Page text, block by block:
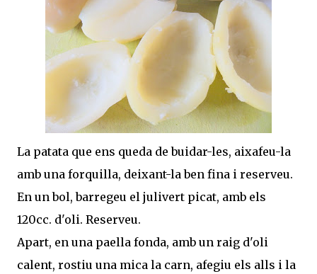
La patata que ens queda de buidar-les, aixafeu-la
amb una forquilla, deixant-la ben fina i reserveu.
En un bol, barregeu el julivert picat, amb els
120cc. d'oli. Reserveu.
Apart, en una paella fonda, amb un raig d'oli
calent, rostiu una mica la carn, afegiu els alls i la